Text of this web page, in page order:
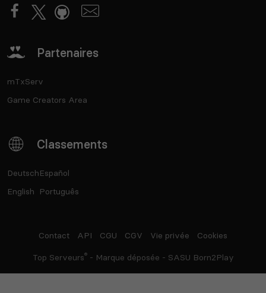
Partenaires
mTxServ
Game Creators Area
Classements
Deutsch
English
Español
Português
Contact API CGU CGV Vie privée Cookies
Top Serveurs®- Marque déposée - SASU Born2Play